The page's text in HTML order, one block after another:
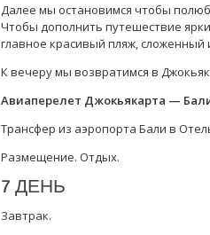
Далее мы остановимся чтобы
Чтобы дополнить путешествие
главное красивый пляж, сложенный
К вечеру мы возвратимся в
Авиаперелет Джокьякарта —
Трансфер из аэропорта Бали в
Размещение. Отдых.
7 ДЕНЬ
Завтрак.